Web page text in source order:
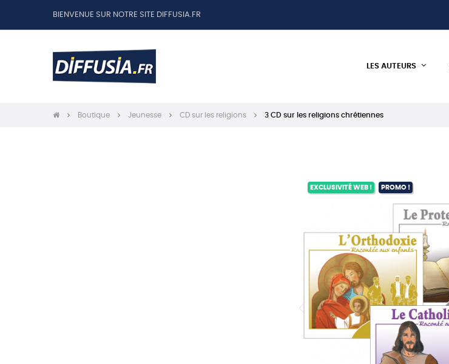
BIENVENUE SUR NOTRE SITE DIFFUSIA.FR
LES AUTEURS
Boutique Jeunesse CD sur les religions 3 CD sur les religions chrétiennes
EXCLUSIVITÉ WEB ! PROMO !